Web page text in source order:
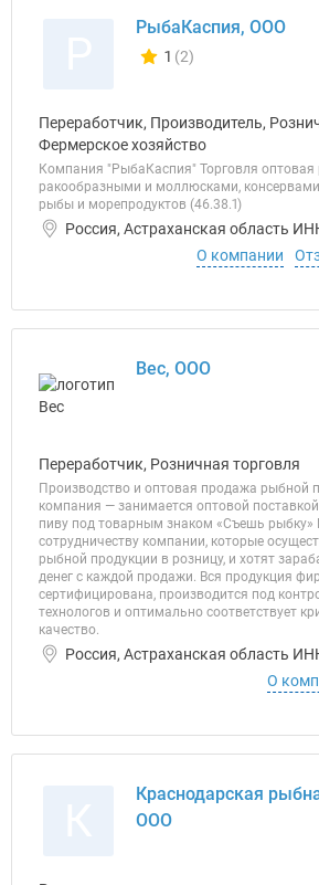
РыбаКаспия, ООО
Количество отзывов у
1 (2)
Переработчик, Производитель,
Фермерское хозяйство
Компания "РыбаКаспия" Торговля оптовая
ракообразными и моллюсками,
рыбы и морепродуктов (46.38.1)
Россия, Астраханская область
О компании
Вес, ООО
Переработчик, Розничная торговля
Производство и оптовая продажа рыбной
компания — занимается оптовой
пиву под товарным знаком «Съешь
сотрудничеству компании, которые
рыбной продукции в розницу, и хотят
денег с каждой продажи. Вся продукция
сертифицирована, производится под
технологов и оптимально соответствует
качество.
Россия, Астраханская область
О
Краснодарская
ООО